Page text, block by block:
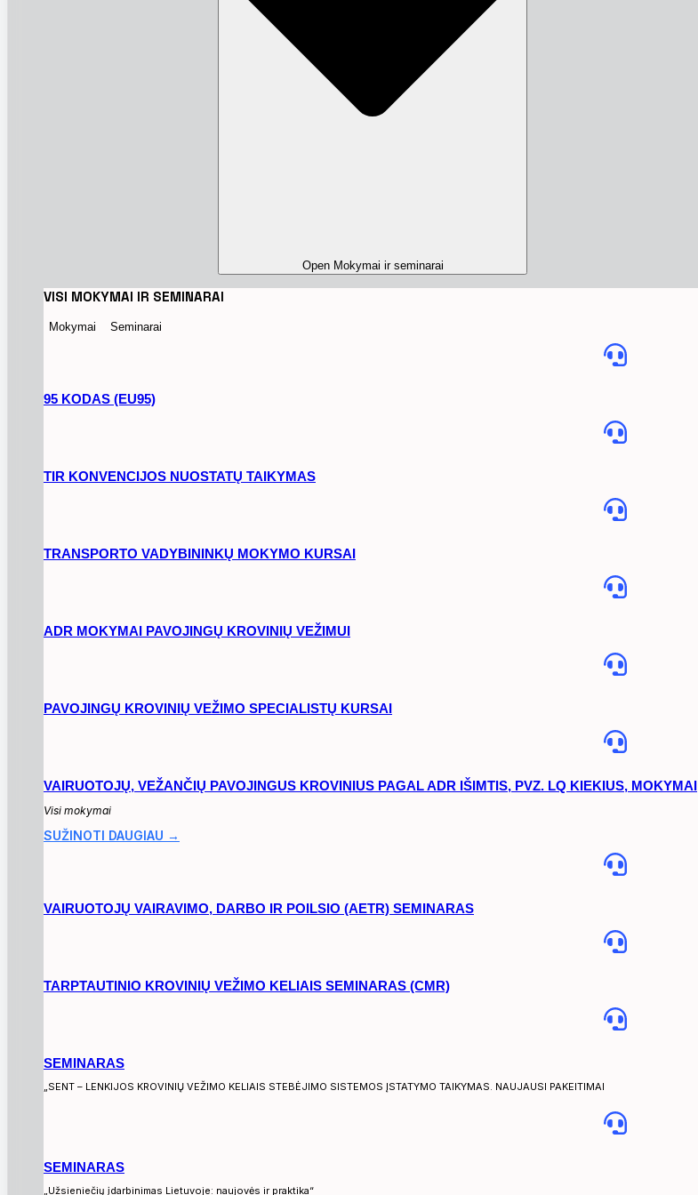
Open Mokymai ir seminarai
VISI MOKYMAI IR SEMINARAI
Mokymai Seminarai
95 KODAS (EU95)
TIR KONVENCIJOS NUOSTATŲ TAIKYMAS
TRANSPORTO VADYBININKŲ MOKYMO KURSAI
ADR MOKYMAI PAVOJINGŲ KROVINIŲ VEŽIMUI
PAVOJINGŲ KROVINIŲ VEŽIMO SPECIALISTŲ KURSAI
VAIRUOTOJŲ, VEŽANČIŲ PAVOJINGUS KROVINIUS PAGAL ADR IŠIMTIS, PVZ. LQ KIEKIUS, MOKYMAI
Visi mokymai
SUŽINOTI DAUGIAU →
VAIRUOTOJŲ VAIRAVIMO, DARBO IR POILSIO (AETR) SEMINARAS
TARPTAUTINIO KROVINIŲ VEŽIMO KELIAIS SEMINARAS (CMR)
SEMINARAS
„SENT – LENKIJOS KROVINIŲ VEŽIMO KELIAIS STEBĖJIMO SISTEMOS ĮSTATYMO TAIKYMAS. NAUJAUSI PAKEITIMAI
SEMINARAS
„Užsieniečių įdarbinimas Lietuvoje: naujovės ir praktika“